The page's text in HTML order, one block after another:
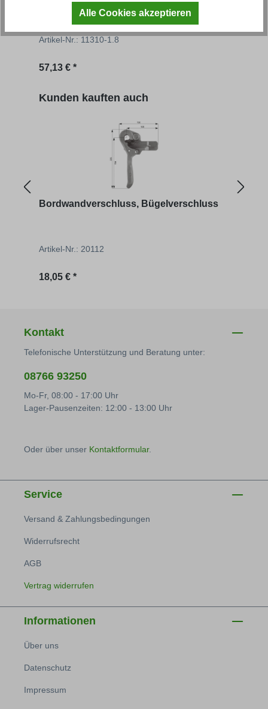
Artikel-Nr.: 11310-1.8
Regulärer Preis:
57,13 € *
Produktgalerie überspringen
Kunden kauften auch
Bordwandverschluss, Bügelverschluss
Artikel-Nr.: 20112
Regulärer Preis:
18,05 € *
Kontakt
Telefonische Unterstützung und Beratung unter:
08766 93250
Mo-Fr, 08:00 - 17:00 Uhr
Lager-Pausenzeiten: 12:00 - 13:00 Uhr
Oder über unser Kontaktformular.
Service
Versand & Zahlungsbedingungen
Widerrufsrecht
AGB
Vertrag widerrufen
Informationen
Über uns
Datenschutz
Impressum
Alle Cookies akzeptieren